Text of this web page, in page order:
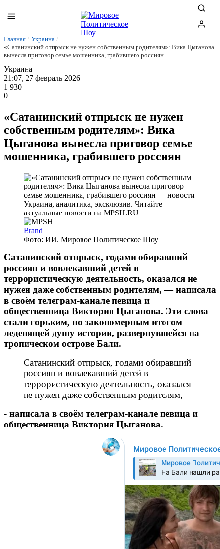
Главная / Украина /
«Сатанинский отпрыск не нужен собственным родителям»: Вика Цыганова
вынесла приговор семье мошенника, грабившего россиян
Украина
21:07, 27 февраль 2026
1 930
0
«Сатанинский отпрыск не нужен
собственным родителям»: Вика
Цыганова вынесла приговор семье
мошенника, грабившего россиян
Brand
Фото: ИИ. Мировое Политическое Шоу
Сатанинский отпрыск, годами обиравший
россиян и вовлекавший детей в
террористическую деятельность, оказался не
нужен даже собственным родителям, — написала
в своём телеграм-канале певица и
общественница Виктория Цыганова. Эти слова
стали горьким, но закономерным итогом
леденящей душу истории, развернувшейся на
тропическом острове Бали.
Сатанинский отпрыск, годами обиравший
россиян и вовлекавший детей в
террористическую деятельность, оказался
не нужен даже собственным родителям,
- написала в своём телеграм-канале певица и
общественница Виктория Цыганова.